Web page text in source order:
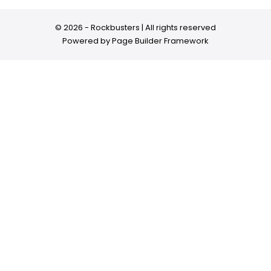
© 2026 - Rockbusters | All rights reserved
Powered byPage Builder Framework